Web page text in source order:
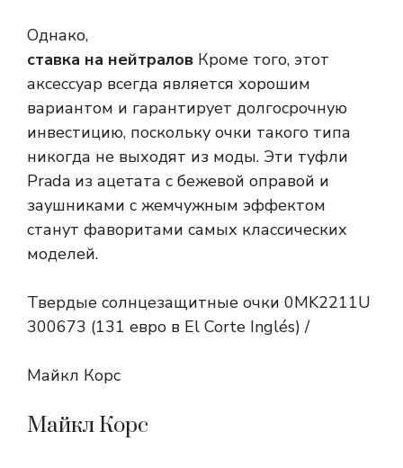
Однако,
ставка на нейтралов Кроме того, этот
аксессуар всегда является хорошим
вариантом и гарантирует долгосрочную
инвестицию, поскольку очки такого типа
никогда не выходят из моды. Эти туфли
Prada из ацетата с бежевой оправой и
заушниками с жемчужным эффектом
станут фаворитами самых классических
моделей.
Твердые солнцезащитные очки 0MK2211U
300673 (131 евро в El Corte Inglés) /
Майкл Корс
Майкл Корс